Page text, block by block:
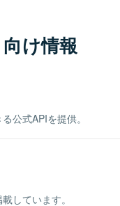
け情報
公式APIを提供。
しています。